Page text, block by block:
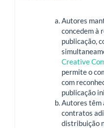
Autores
concedem à
publicação,
Creative
permite o
com
publicação
Autores têm
contratos
distribuição